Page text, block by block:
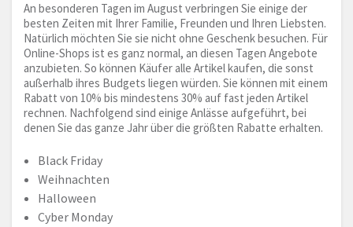
An besonderen Tagen im August verbringen Sie einige der
besten Zeiten mit Ihrer Familie, Freunden und Ihren Liebsten.
Natürlich möchten Sie sie nicht ohne Geschenk besuchen. Für
Online-Shops ist es ganz normal, an diesen Tagen Angebote
anzubieten. So können Käufer alle Artikel kaufen, die sonst
außerhalb ihres Budgets liegen würden. Sie können mit einem
Rabatt von 10% bis mindestens 30% auf fast jeden Artikel
rechnen. Nachfolgend sind einige Anlässe aufgeführt, bei
denen Sie das ganze Jahr über die größten Rabatte erhalten.
Black Friday
Weihnachten
Halloween
Cyber Monday